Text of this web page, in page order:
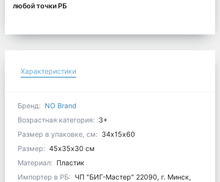
любой точки РБ
Характеристики
Бренд: NO Brand
Возрастная категория: 3+
Размер в упаковке, см: 34х15х60
Размер: 45х35х30 см
Материал: Пластик
Импортер в РБ: ЧП "БИГ-Мастер" 22090, г. Минск,